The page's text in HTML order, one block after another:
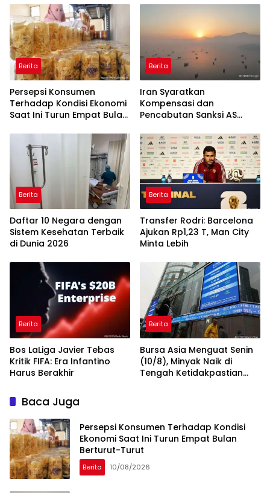
Berita
Persepsi Konsumen
Terhadap Kondisi Ekonomi
Saat Ini Turun Empat Bulan
Berita
Iran Syaratkan
Kompensasi dan
Pencabutan Sanksi AS
Berita
Daftar 10 Negara dengan
Sistem Kesehatan Terbaik
di Dunia 2026
Berita
Transfer Rodri: Barcelona
Ajukan Rp1,23 T, Man City
Minta Lebih
Berita
Bos LaLiga Javier Tebas
Kritik FIFA: Era Infantino
Harus Berakhir
Berita
Bursa Asia Menguat Senin
(10/8), Minyak Naik di
Tengah Ketidakpastian
Baca Juga
Persepsi Konsumen Terhadap Kondisi
Ekonomi Saat Ini Turun Empat Bulan
Berturut-Turut
Berita 10/08/2026